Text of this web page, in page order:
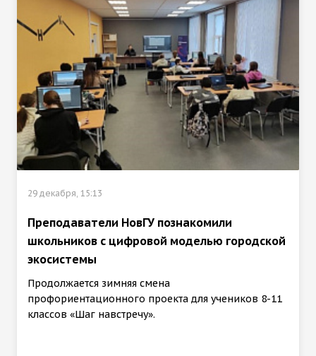
29 декабря, 15:13
Преподаватели НовГУ познакомили
школьников с цифровой моделью городской
экосистемы
Продолжается зимняя смена
профориентационного проекта для учеников 8-11
классов «Шаг навстречу».